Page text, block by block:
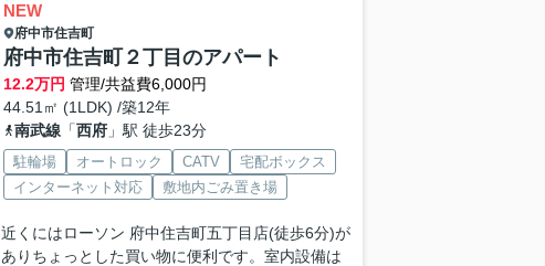
NEW
府中市住吉町
府中市住吉町２丁目のアパート
12.2万円 管理/共益費6,000円
44.51㎡ (1LDK) /築12年
南武線「西府」駅 徒歩23分
駐輪場 オートロック CATV
宅配ボックス
インターネット対応
敷地内ごみ置き場
近くにはローソン 府中住吉町五丁目店(徒歩6分)が
ありちょっとした買い物に便利です。室内設備は